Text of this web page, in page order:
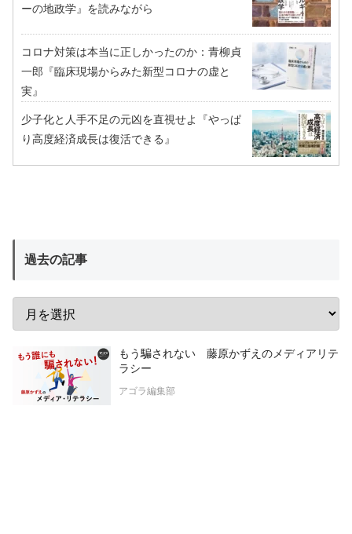
ーの地政学』を読みながら
コロナ対策は本当に正しかったのか：青柳貞
一郎『臨床現場からみた新型コロナの虚と
実』
少子化と人手不足の元凶を直視せよ『やっぱ
り高度経済成長は復活できる』
過去の記事
もう騙されない 藤原かずえのメディアリテ
ラシー
アゴラ編集部